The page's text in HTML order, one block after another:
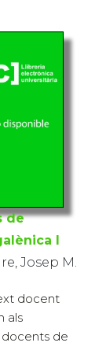
de
I
Josep M.
docent
als
de